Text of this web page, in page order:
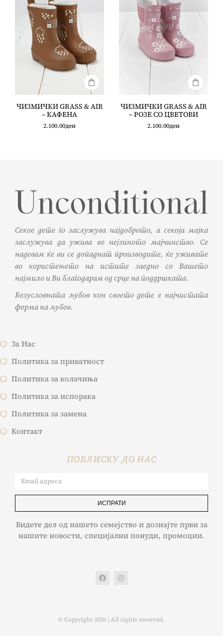
ЧИЗМИЧКИ GRASS & AIR
– КАФЕНА
2.100.00ден
ЧИЗМИЧКИ GRASS & AIR
– РОЗЕ СО ЦВЕТОВИ
2.100.00ден
Секое дете го заслужува најдоброто, а секоја мајка
заслужува да ужива во нејзиното мајчинство. Се
надевам ќе ви се допаднат производите, ќе уживате
во користењето на истите заедно со Вашето
најмило и Ви благодарам од срце на поддршката.
Безусловната љубов кон своето дете е најчистата
форма на љубов.
За Нас
Политика за приватност
Политика за колачиња
Политика за испорака
Политика за замена
Контакт
ПОБЛИСКУ ДО НАС
ИСПРАТИ
Бидете дел од нашето семејство и дознајте први за
нашите новости, специјални понуди, промоции.
© Copyright 2026 | All rights reserved.